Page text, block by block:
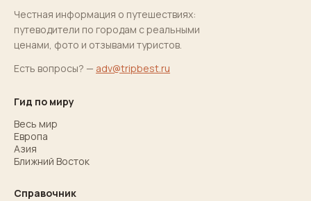
Честная информация о путешествиях:
путеводители по городам с реальными
ценами, фото и отзывами туристов.
Есть вопросы? — adv@tripbest.ru
Гид по миру
Весь мир
Европа
Азия
Ближний Восток
Справочник